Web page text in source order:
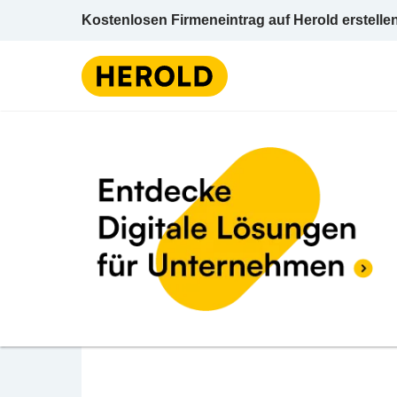
Kostenlosen Firmeneintrag auf Herold
Küche
BEWERTUNG ABGEBEN
Breitschopf GesmbH &
Wallerseestraße 49 5201 Seekirchen am